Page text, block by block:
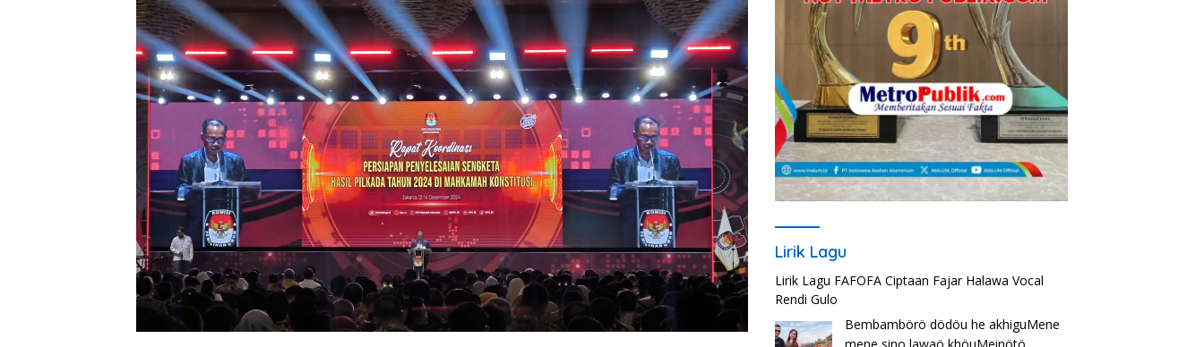
Lirik Lagu
Lirik Lagu FAFOFA Ciptaan Fajar Halawa Vocal
Rendi Gulo
Bembambörö dödöu he akhiguMene